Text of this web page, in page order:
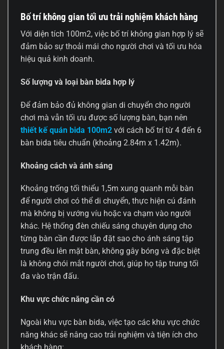
Bố trí không gian tối ưu trải nghiệm khách hàng
Với diện tích 100m2, việc bố trí không gian hợp lý sẽ
đảm bảo sự thoải mái cho người chơi và tối ưu hóa
hiệu quả kinh doanh.
Số lượng và loại bàn bida hợp lý
Để đảm bảo đủ không gian di chuyển cho người
chơi mà vẫn tối ưu được số lượng bàn, bạn nên
thiết kế quán bida 100m2 với cách bố trí từ 4 đến 6
bàn bida tiêu chuẩn (khoảng 2.84m x 1.42m).
Khoảng cách và ánh sáng
Khoảng trống tối thiểu 1,5m xung quanh mỗi bàn
để người chơi có thể di chuyển, thực hiện cú đánh
mà không bị vướng víu hoặc va chạm vào người
khác. Hệ thống đèn chiếu sáng chuyên dụng cho
từng bàn cần được lắp đặt sao cho ánh sáng tập
trung đều lên mặt bàn, không gây bóng và đặc biệt
là không chói mắt người chơi, giúp họ tập trung tối
đa vào trận đấu.
Khu vực chức năng cần có
Ngoài khu vực bàn bida, việc tạo các khu vực chức
năng khác sẽ nâng cao trải nghiệm và tiện ích cho